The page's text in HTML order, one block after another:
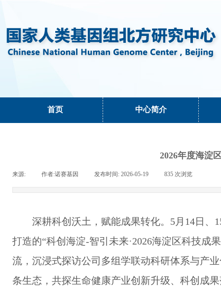
首页 中心简介
2026年度海淀
来源: 作者:诺赛基因 发布时间: 2026-05-19 835 次浏览
深耕科创沃土，赋能成果转化。5月14日
打造的“科创海淀-智引未来·2026海淀区科技成
流，沉浸式探访公司多组学联动科研体系与产
条生态，共探生命健康产业创新升级、科创成